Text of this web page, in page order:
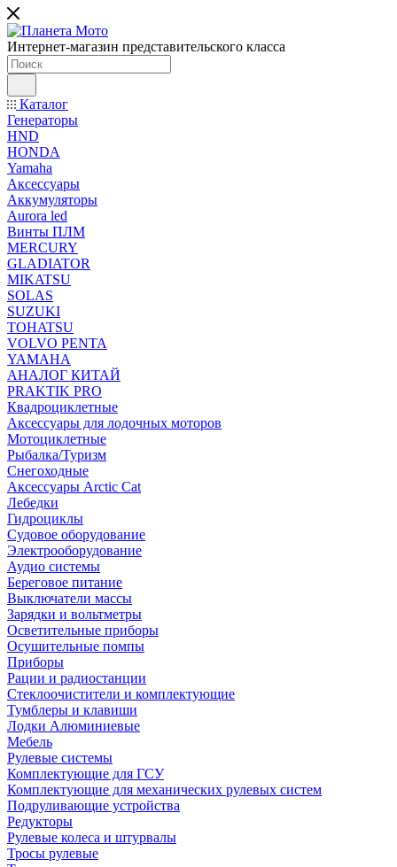
Интернет-магазин представительского класса
Каталог
Генераторы
HND
HONDA
Yamaha
Аксессуары
Аккумуляторы
Aurora led
Винты ПЛМ
MERCURY
GLADIATOR
MIKATSU
SOLAS
SUZUKI
TOHATSU
VOLVO PENTA
YAMAHA
АНАЛОГ КИТАЙ
PRAKTIK PRO
Квадроциклетные
Аксессуары для лодочных моторов
Мотоциклетные
Рыбалка/Туризм
Снегоходные
Аксессуары Arctic Cat
Лебедки
Гидроциклы
Судовое оборудование
Электрооборудование
Аудио системы
Береговое питание
Выключатели массы
Зарядки и вольтметры
Осветительные приборы
Осушительные помпы
Приборы
Рации и радиостанции
Стеклоочистители и комплектующие
Тумблеры и клавиши
Лодки Алюминиевые
Мебель
Рулевые системы
Комплектующие для ГСУ
Комплектующие для механических рулевых систем
Подруливающие устройства
Редукторы
Рулевые колеса и штурвалы
Тросы рулевые